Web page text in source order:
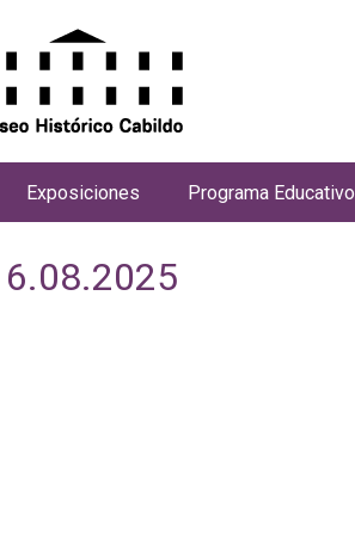
Exposiciones Programa Educativo